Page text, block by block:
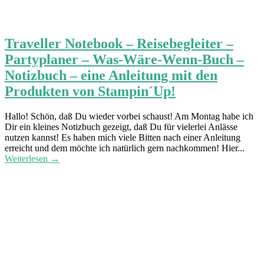
Traveller Notebook – Reisebegleiter –
Partyplaner – Was-Wäre-Wenn-Buch –
Notizbuch – eine Anleitung mit den
Produkten von Stampin´Up!
Hallo! Schön, daß Du wieder vorbei schaust! Am Montag habe ich
Dir ein kleines Notizbuch gezeigt, daß Du für vielerlei Anlässe
nutzen kannst! Es haben mich viele Bitten nach einer Anleitung
erreicht und dem möchte ich natürlich gern nachkommen! Hier...
Weiterlesen →